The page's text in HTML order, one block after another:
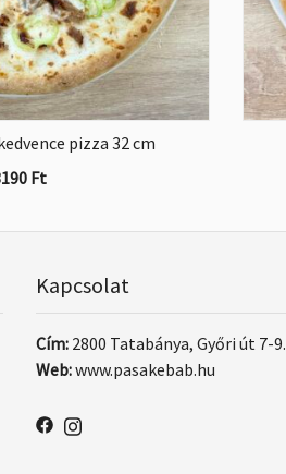
pizza 32 cm
Ft
Kapcsolat
Cím: 2800 Tatabánya, Győri út 7-9.
Web:www.pasakebab.hu